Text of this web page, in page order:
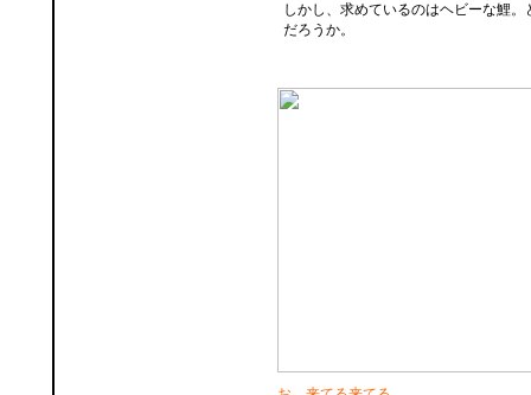
しかし、求めているのはヘビーな鯉。
だろうか。